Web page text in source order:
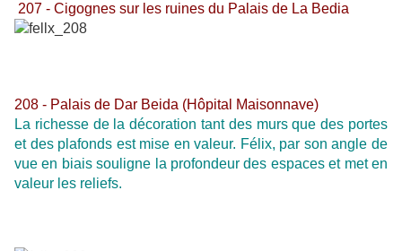
207 - Cigognes sur les ruines du Palais de La Bedia
208 - Palais de Dar Beida (Hôpital Maisonnave)
La richesse de la décoration tant des murs que des portes
et des plafonds est mise en valeur. Félix, par son angle de
vue en biais souligne la profondeur des espaces et met en
valeur les reliefs.